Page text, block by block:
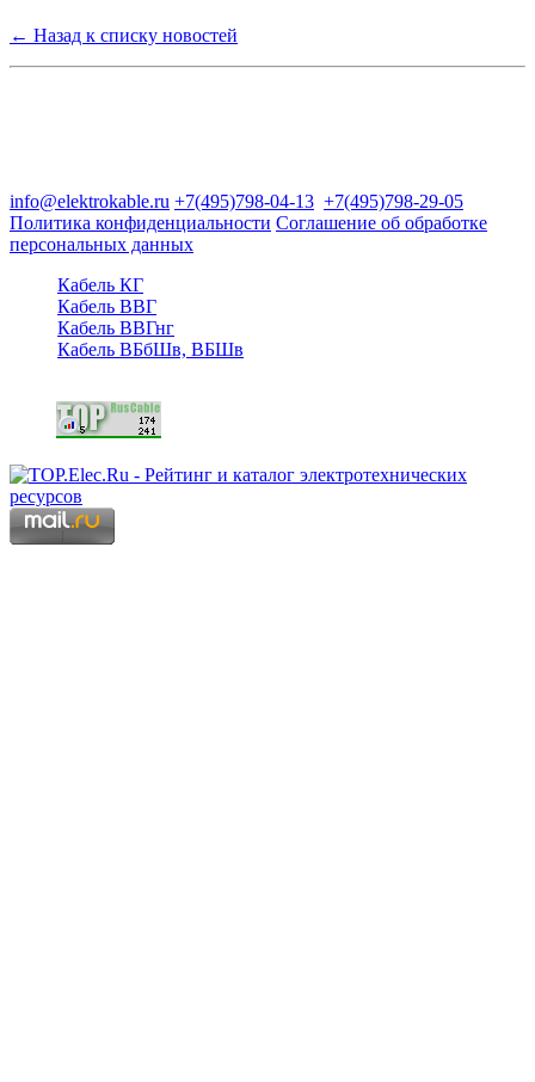
← Назад к списку новостей
info@elektrokable.ru +7(495)798-04-13 +7(495)798-29-05
Политика конфиденциальности Соглашение об обработке
персональных данных
Кабель КГ
Кабель ВВГ
Кабель ВВГнг
Кабель ВБбШв, ВБШв